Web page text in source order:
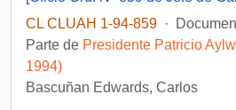
CL CLUAH 1-94-859 ·
Parte de Presidente Patricio
1994)
Bascuñan Edwards, Carlos